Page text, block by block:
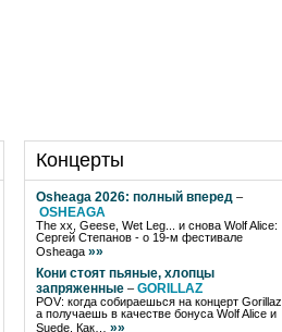
Концерты
Osheaga 2026: полный вперед –
OSHEAGA
The xx, Geese, Wet Leg... и снова Wolf Alice:
Сергей Степанов - о 19-м фестивале
Osheaga »»
Кони стоят пьяные, хлопцы
запряженные – GORILLAZ
POV: когда собираешься на концерт Gorillaz,
а получаешь в качестве бонуса Wolf Alice и
Suede. Как… »»